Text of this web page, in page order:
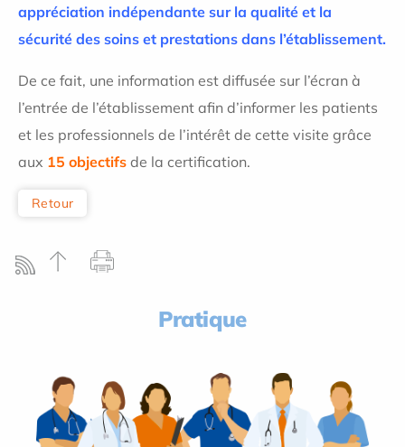
appréciation indépendante sur la qualité et la
sécurité des soins et prestations dans l’établissement.
De ce fait, une information est diffusée sur l’écran à
l’entrée de l’établissement afin d’informer les patients
et les professionnels de l’intérêt de cette visite grâce
aux 15 objectifs de la certification.
Retour
Pratique